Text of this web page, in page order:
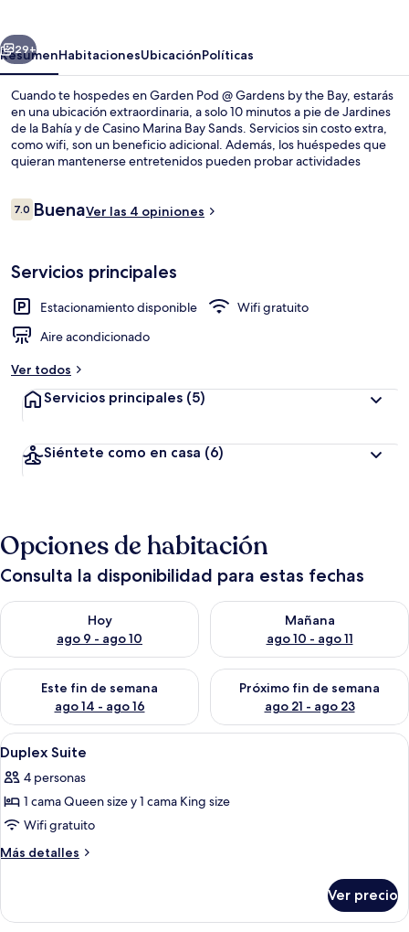
by
the
Bay
Siguiente
29+
ResumenHabitacionesUbicaciónPolíticas
Cuando te hospedes en Garden Pod @ Gardens by the Bay, estarás
en una ubicación extraordinaria, a solo 10 minutos a pie de Jardines
de la Bahía y de Casino Marina Bay Sands. Servicios sin costo extra,
como wifi, son un beneficio adicional. Además, los huéspedes que
quieran mantenerse entretenidos pueden probar actividades
Raffles Place están a 15 minutos a pie. Hay opciones de transporte
Opiniones
7.07.0 de 10,
BuenaVer las 4 opiniones
Servicios principales
Estacionamiento disponible
Wifi gratuito
Aire acondicionado
Ver todos
Servicios principales (5)
Siéntete como en casa (6)
Opciones de habitación
Consulta la disponibilidad para estas fechas
Hoy
ago 9 - ago 10
Consulta la disponibilidad para hoy ago 9 - ago 10
Mañana
ago 10 - ago 11
Consulta la disponibilidad
Este fin de semana
ago 14 - ago 16
Consulta la disponibilidad para este fin de semana ago 14 -
Próximo fin de semana
ago 21 - ago 23
Consulta la disponibilidad
Abrir
todas
las
fotos
de
Duplex
1 habitación, espacio para trabajar
5
Duplex Suite
4 personas
1 cama Queen size y 1 cama King size
Wifi gratuito
Más detalles
Más
Suite
Ver precio